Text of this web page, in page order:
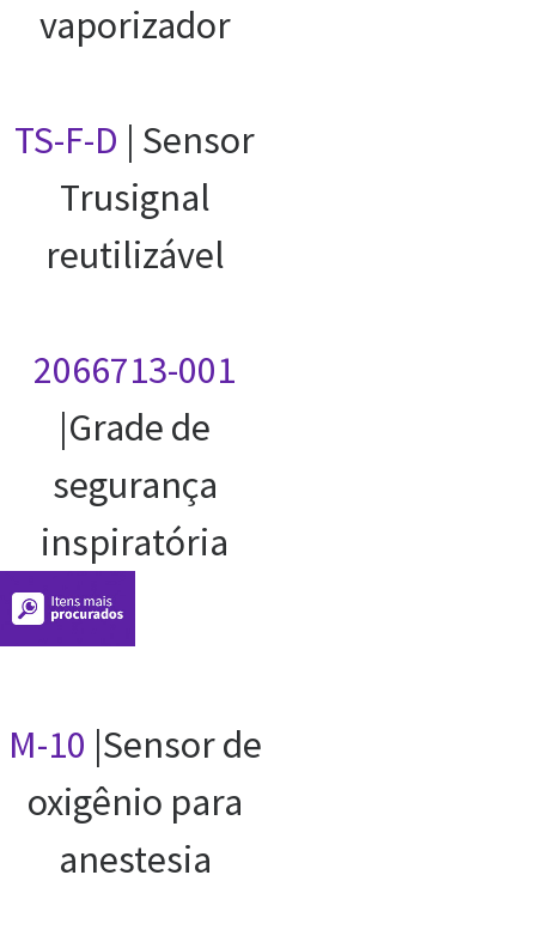
vaporizador
TS-F-D | Sensor
Trusignal
reutilizável
2066713-001
|Grade de
segurança
inspiratória
M-10 |Sensor de
oxigênio para
anestesia